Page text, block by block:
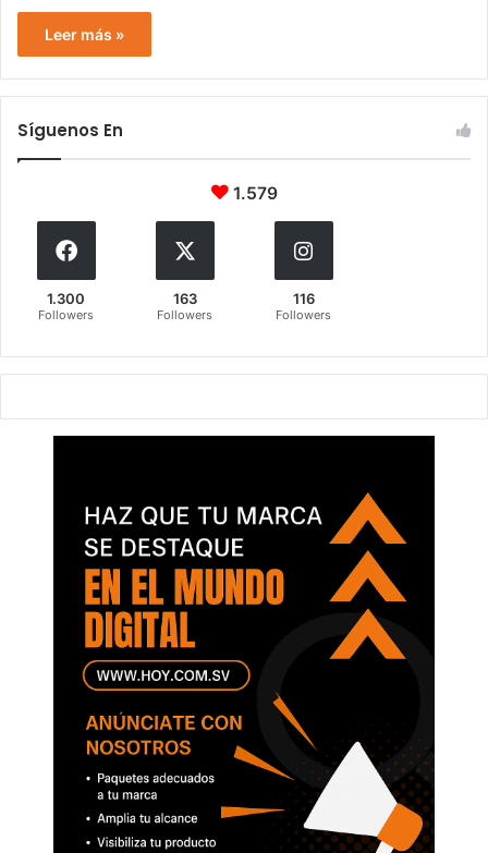
Leer más »
Síguenos En
1.579
1.300
Followers
163
Followers
116
Followers